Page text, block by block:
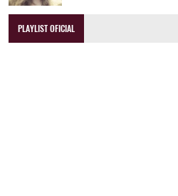
PLAYLIST OFICIAL